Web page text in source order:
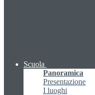
Scuola
Panoramica
Presentazione
I luoghi